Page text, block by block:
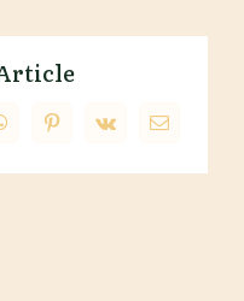
Pinterest
Vk Email